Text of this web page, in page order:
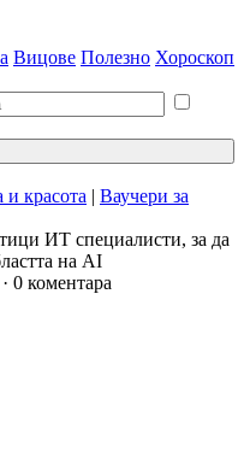
Вицове Полезно Хороскоп
и красота | Ваучери за
ИТ специалисти, за да
на AI
· 0 коментара